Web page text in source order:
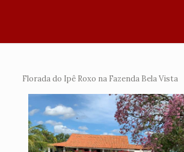
Florada do Ipê Roxo na Fazenda Bela Vista